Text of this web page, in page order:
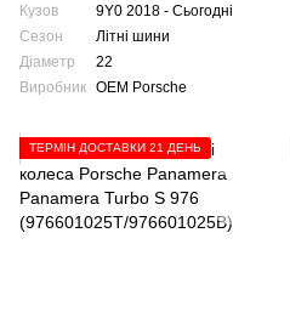
Кузов
9Y0 2018 - Сьогодні
Сезон
Літні шини
Діаметр
22
Виробник OEM Porsche
ТЕРМІН ДОСТАВКИ 21 ДЕНЬ